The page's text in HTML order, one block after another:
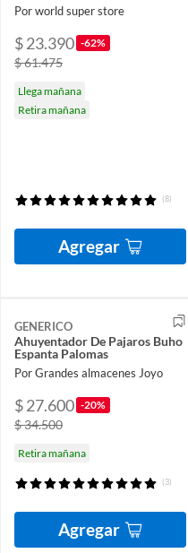
Por world super store
$ 23.390 -62%
$ 61.475
Llega mañana
Retira mañana
(8)
Agregar
GENERICO
Ahuyentador De Pajaros Buho
Espanta Palomas
Por Grandes almacenes Joyo
$ 27.600 -20%
$ 34.500
Retira mañana
(3)
Agregar